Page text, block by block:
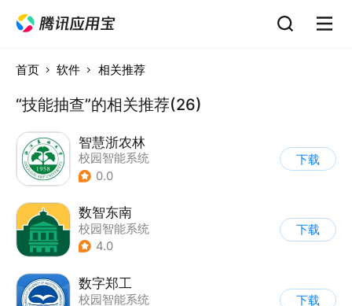
首页 软件 相关推荐
“技能抽查”的相关推荐(26)
智慧浙农林
校园智能系统
0.0
下载
数智东南
校园智能系统
4.0
下载
数字郑工
校园智能系统
下载